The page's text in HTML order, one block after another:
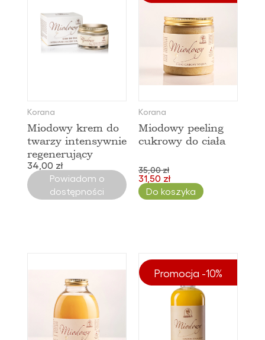
Korana
Miodowy krem do
twarzy intensywnie
regenerujący
34,00 zł
Powiadom o
dostępności
Korana
Miodowy peeling
cukrowy do ciała
35,00 zł
31,50 zł
Do koszyka
Promocja -10%